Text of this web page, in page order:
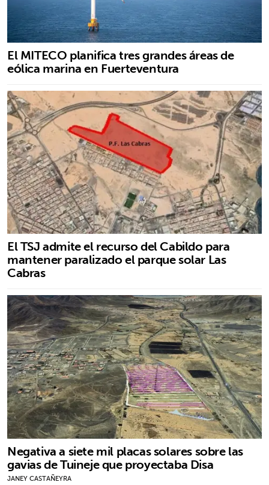
El MITECO planifica tres grandes áreas de
eólica marina en Fuerteventura
El TSJ admite el recurso del Cabildo para
mantener paralizado el parque solar Las
Cabras
Negativa a siete mil placas solares sobre las
gavias de Tuineje que proyectaba Disa
JANEY CASTAÑEYRA